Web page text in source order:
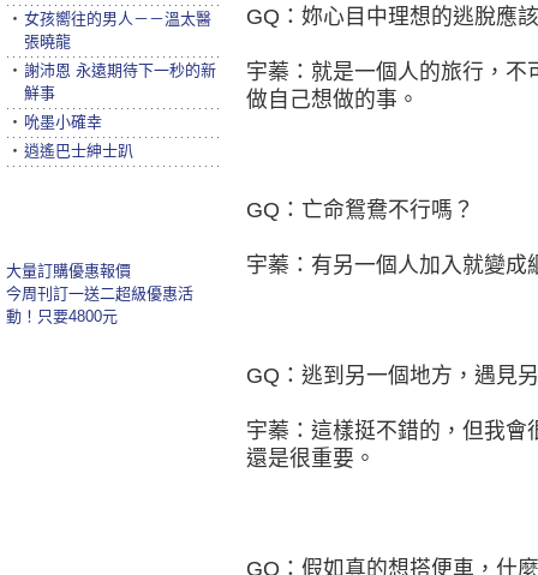
GQ：妳心目中理想的逃脫應
宇蓁：就是一個人的旅行，
做自己想做的事。
GQ：亡命鴛鴦不行嗎？
宇蓁：有另一個人加入就變成
GQ：逃到另一個地方，遇見
宇蓁：這樣挺不錯的，但我
還是很重要。
GQ：假如真的想搭便車，什
‧ 女孩嚮往的男人－－溫太醫
張曉龍
‧ 謝沛恩 永遠期待下一秒的新
鮮事
‧ 吮墨小確幸
‧ 逍遙巴士紳士趴
大量訂購優惠報價
今周刊訂一送二超級優惠活
動！只要4800元